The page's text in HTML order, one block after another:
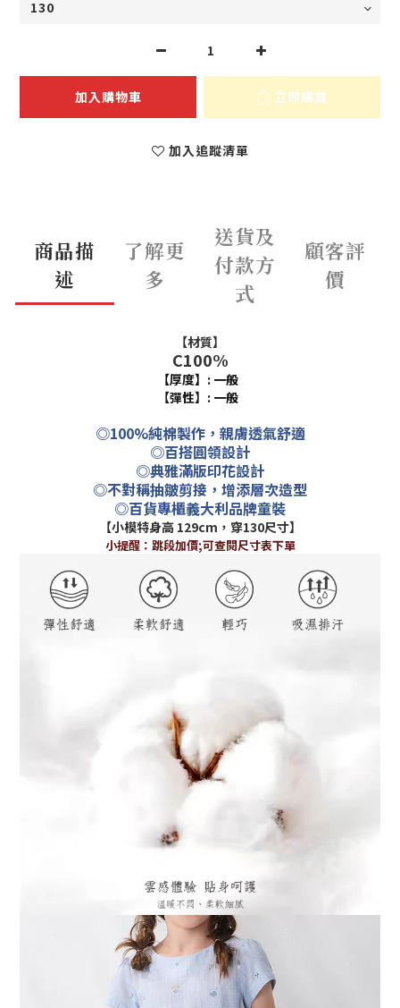
加入購物車 立即購買
加入追蹤清單
商品描
述
了解更
多
送貨及
付款方
式
顧客評
價
【材質】
C100%
【厚度】: 一般
【彈性】: 一般
◎100%純棉製作，親膚透氣舒適
◎百搭圓領設計
◎典雅滿版印花設計
◎不對稱抽皺剪接，增添層次造型
◎百貨專櫃義大利品牌童裝
【小模特身高 129cm，穿130尺寸】
小提醒：跳段加價;可查閱尺寸表下單